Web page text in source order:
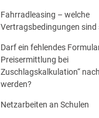
Fahrradleasing – welche
Vertragsbedingungen sind
Darf ein fehlendes
Preisermittlung bei
Zuschlagskalkulation“
werden?
Netzarbeiten an Schulen